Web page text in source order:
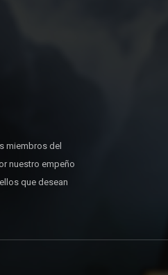
miembros del
nuestro empeño
que desean